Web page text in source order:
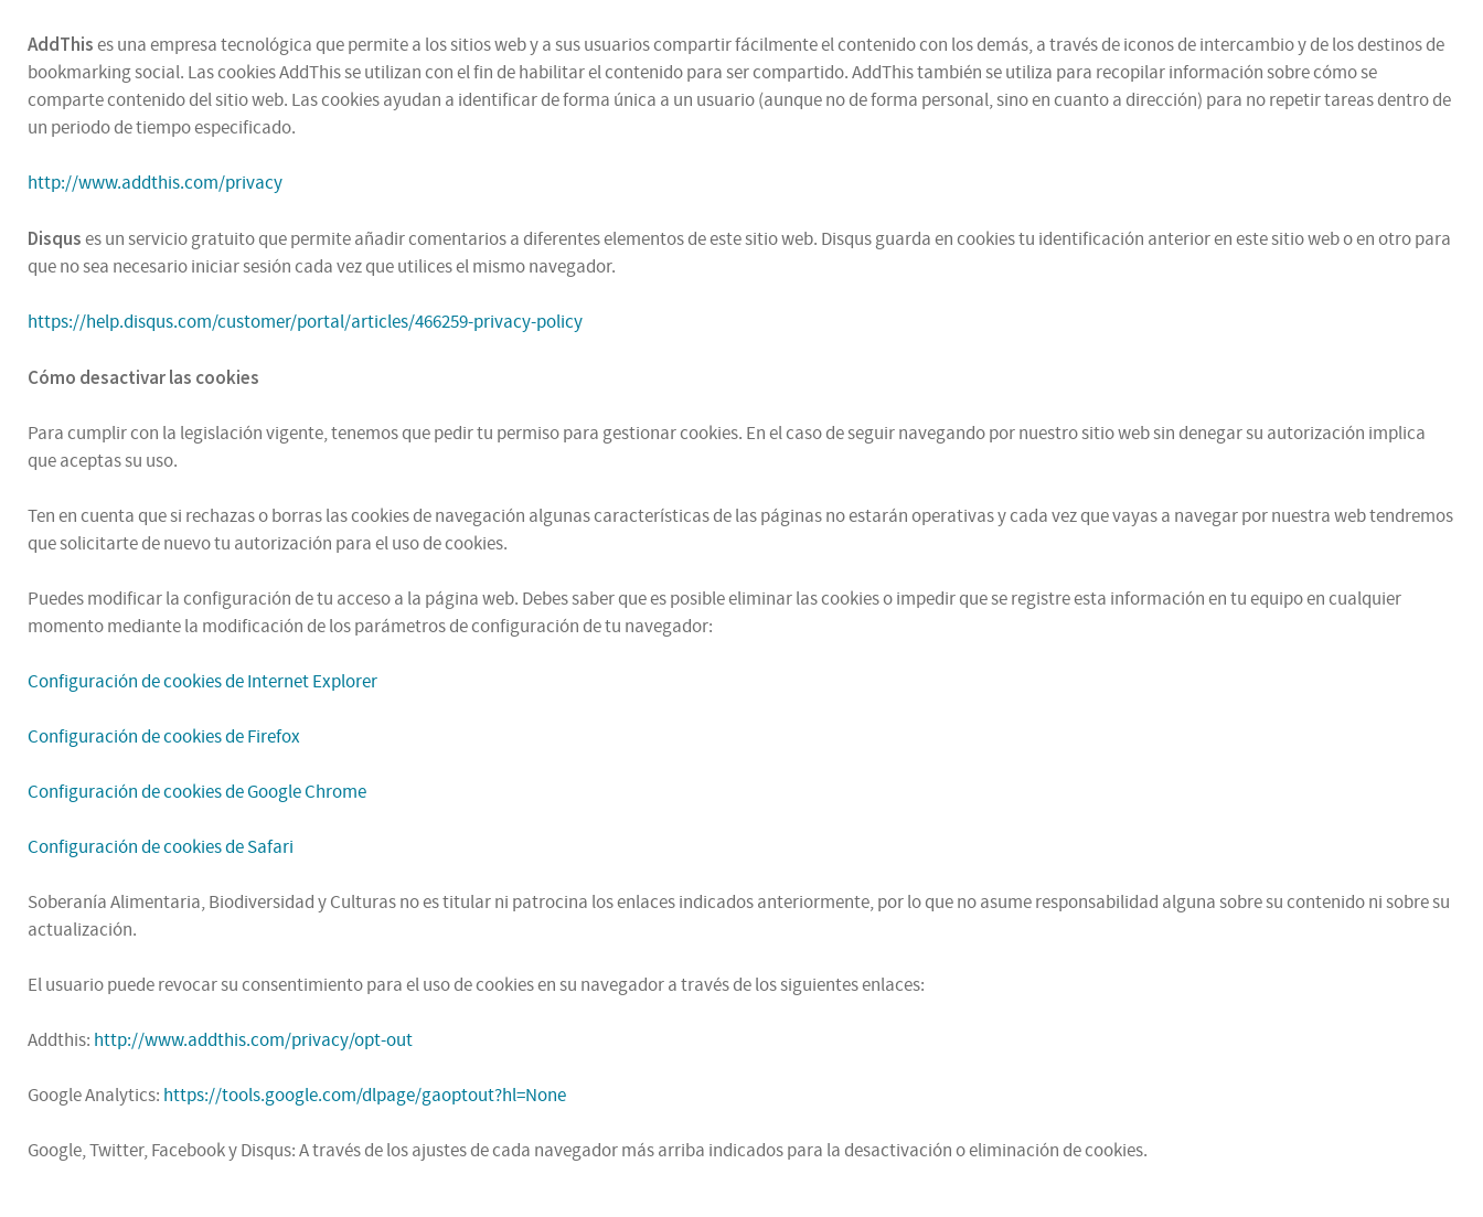
AddThises una empresa tecnológica que permite a los sitios web y a sus usuarios compartir fácilmente el contenido con los demás, a través de iconos de intercambio y de los destinos de
bookmarking social. Las cookies AddThis se utilizan con el fin de habilitar el contenido para ser compartido. AddThis también se utiliza para recopilar información sobre cómo se
comparte contenido del sitio web. Las cookies ayudan a identificar de forma única a un usuario (aunque no de forma personal, sino en cuanto a dirección) para no repetir tareas dentro de
un periodo de tiempo especificado.
http://www.addthis.com/privacy
Disquses un servicio gratuito que permite añadir comentarios a diferentes elementos de este sitio web. Disqus guarda en cookies tu identificación anterior en este sitio web o en otro para
que no sea necesario iniciar sesión cada vez que utilices el mismo navegador.
https://help.disqus.com/customer/portal/articles/466259-privacy-policy
Cómo desactivar las cookies
Para cumplir con la legislación vigente, tenemos que pedir tu permiso para gestionar cookies. En el caso de seguir navegando por nuestro sitio web sin denegar su autorización implica
que aceptas su uso.
Ten en cuenta que si rechazas o borras las cookies de navegación algunas características de las páginas no estarán operativas y cada vez que vayas a navegar por nuestra web tendremos
que solicitarte de nuevo tu autorización para el uso de cookies.
Puedes modificar la configuración de tu acceso a la página web. Debes saber que es posible eliminar las cookies o impedir que se registre esta información en tu equipo en cualquier
momento mediante la modificación de los parámetros de configuración de tu navegador:
Configuración de cookies de Internet Explorer
Configuración de cookies de Firefox
Configuración de cookies de Google Chrome
Configuración de cookies de Safari
Soberanía Alimentaria, Biodiversidad y Culturas no es titular ni patrocina los enlaces indicados anteriormente, por lo que no asume responsabilidad alguna sobre su contenido ni sobre su
actualización.
El usuario puede revocar su consentimiento para el uso de cookies en su navegador a través de los siguientes enlaces:
Addthis: http://www.addthis.com/privacy/opt-out
Google Analytics: https://tools.google.com/dlpage/gaoptout?hl=None
Google, Twitter, Facebook y Disqus: A través de los ajustes de cada navegador más arriba indicados para la desactivación o eliminación de cookies.